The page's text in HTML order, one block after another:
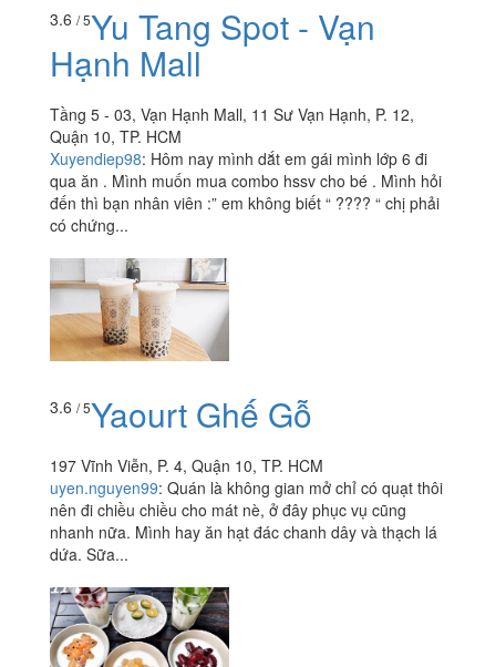
3.6 / 5Yu Tang Spot - Vạn
Hạnh Mall
Tầng 5 - 03, Vạn Hạnh Mall, 11 Sư Vạn Hạnh, P. 12,
Quận 10, TP. HCM
Xuyendiep98: Hôm nay mình dắt em gái mình lớp 6 đi
qua ăn . Mình muốn mua combo hssv cho bé . Mình hỏi
đến thì bạn nhân viên :” em không biết “ ???? “ chị phải
có chứng...
3.6 / 5Yaourt Ghế Gỗ
197 Vĩnh Viễn, P. 4, Quận 10, TP. HCM
uyen.nguyen99: Quán là không gian mở chỉ có quạt thôi
nên đi chiều chiều cho mát nè, ở đây phục vụ cũng
nhanh nữa. Mình hay ăn hạt đác chanh dây và thạch lá
dứa. Sữa...